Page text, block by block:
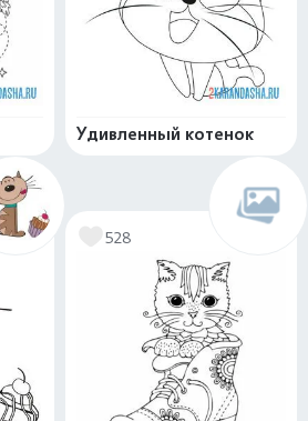
Удивленный котенок
528